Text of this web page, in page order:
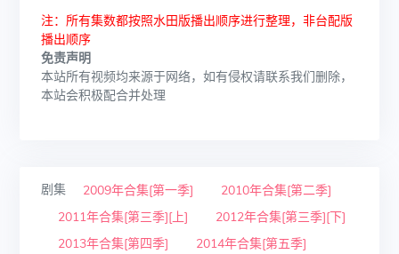
注：所有集数都按照水田版播出顺序进行整理，非台配版
播出顺序
免责声明
本站所有视频均来源于网络，如有侵权请联系我们删除，
本站会积极配合并处理
剧集 2009年合集[第一季]
2010年合集[第二季]
2011年合集[第三季][上]
2012年合集[第三季][下]
2013年合集[第四季]
2014年合集[第五季]